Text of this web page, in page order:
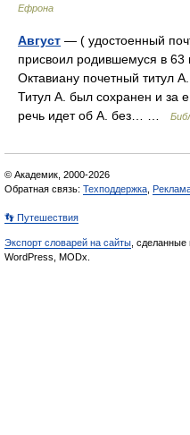
Ефрона
Август — ( удостоенный
присвоил родившемуся в
Октавиану почетный титул
Титул А. был сохранен и за
речь идет об А. без… …
© Академик, 2000-2026
Обратная связь: Техподдержка
👣 Путешествия
Экспорт словарей на сайты , сделанные
WordPress, MODx.